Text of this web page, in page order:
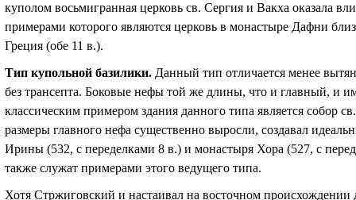
куполом восьмигранная церковь св. Сергия и Вакха оказала
примерами которого являются церковь в монастыре Дафни
Греция (обе 11 в.).
Тип купольной базилики. Данный тип отличается менее
без трансепта. Боковые нефы той же длины, что и главный, и
классическим примером здания данного типа является собор
размеры главного нефа существенно выросли, создавал
Ирины (532, с переделками 8 в.) и монастыря Хора (527, с
также служат примерами этого ведущего типа.
Хотя Стржиговский и настаивал на восточном происхождении